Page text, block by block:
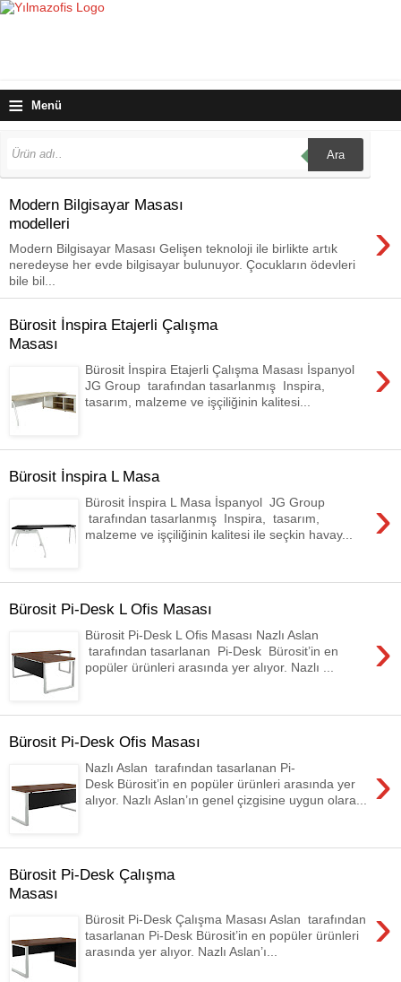
≡ Menü
Ara
Modern Bilgisayar Masası
modelleri
›
Modern Bilgisayar Masası Gelişen teknoloji ile birlikte artık
neredeyse her evde bilgisayar bulunuyor. Çocukların ödevleri
bile bil...
Bürosit İnspira Etajerli Çalışma
Masası
›
Bürosit İnspira Etajerli Çalışma Masası İspanyol
JG Group tarafından tasarlanmış Inspira,
tasarım, malzeme ve işçiliğinin kalitesi...
Bürosit İnspira L Masa
›
Bürosit İnspira L Masa İspanyol JG Group
tarafından tasarlanmış Inspira, tasarım,
malzeme ve işçiliğinin kalitesi ile seçkin havay...
Bürosit Pi-Desk L Ofis Masası
›
Bürosit Pi-Desk L Ofis Masası Nazlı Aslan
tarafından tasarlanan Pi-Desk Bürosit’in en
popüler ürünleri arasında yer alıyor. Nazlı ...
Bürosit Pi-Desk Ofis Masası
›
Nazlı Aslan tarafından tasarlanan Pi-
Desk Bürosit’in en popüler ürünleri arasında yer
alıyor. Nazlı Aslan’ın genel çizgisine uygun olara...
Bürosit Pi-Desk Çalışma
Masası
›
Bürosit Pi-Desk Çalışma Masası Aslan tarafından
tasarlanan Pi-Desk Bürosit’in en popüler ürünleri
arasında yer alıyor. Nazlı Aslan’ı...